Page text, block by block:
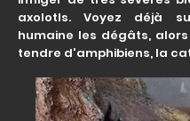
axolotls. Voyez déjà
humaine les dégâts,
tendre d'amphibiens, la